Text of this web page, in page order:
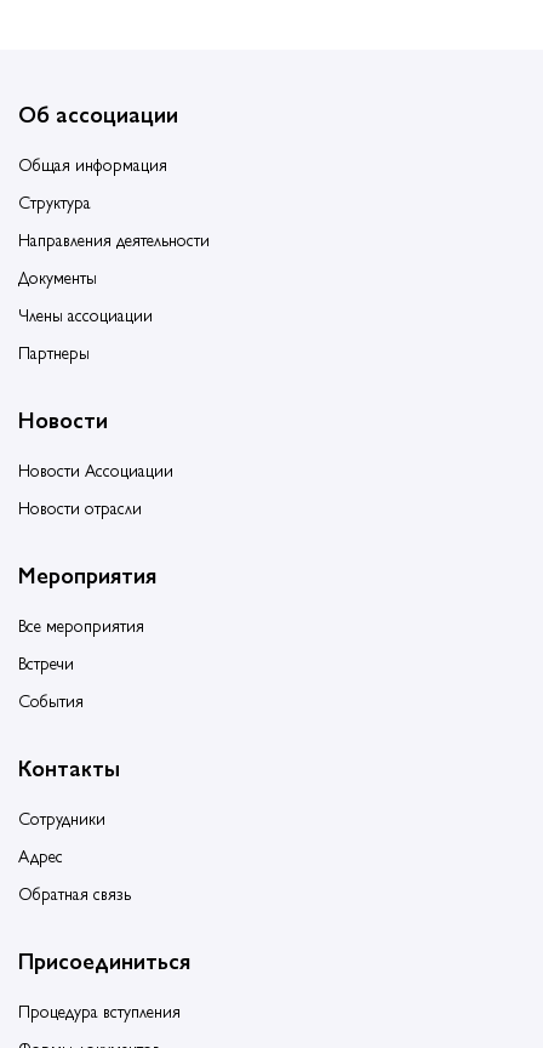
Об ассоциации
Общая информация
Структура
Направления деятельности
Документы
Члены ассоциации
Партнеры
Новости
Новости Ассоциации
Новости отрасли
Мероприятия
Все мероприятия
Встречи
События
Контакты
Сотрудники
Адрес
Обратная связь
Присоединиться
Процедура вступления